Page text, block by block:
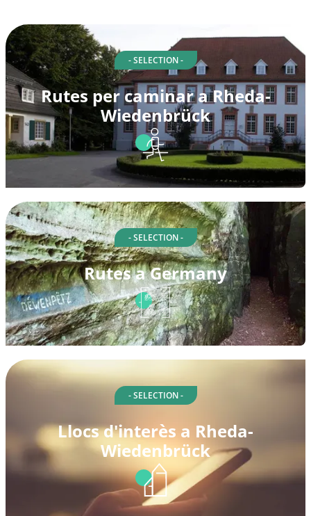
- SELECTION -
Rutes per caminar a Rheda-
Wiedenbrück
- SELECTION -
Rutes a Germany
- SELECTION -
Llocs d'interès a Rheda-
Wiedenbrück